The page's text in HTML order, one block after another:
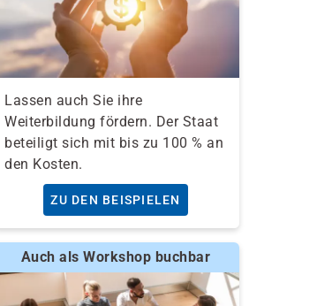
Lassen auch Sie ihre
Weiterbildung fördern. Der Staat
beteiligt sich mit bis zu 100 % an
den Kosten.
ZU DEN BEISPIELEN
Auch als Workshop buchbar